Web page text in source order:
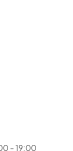
- 19:00